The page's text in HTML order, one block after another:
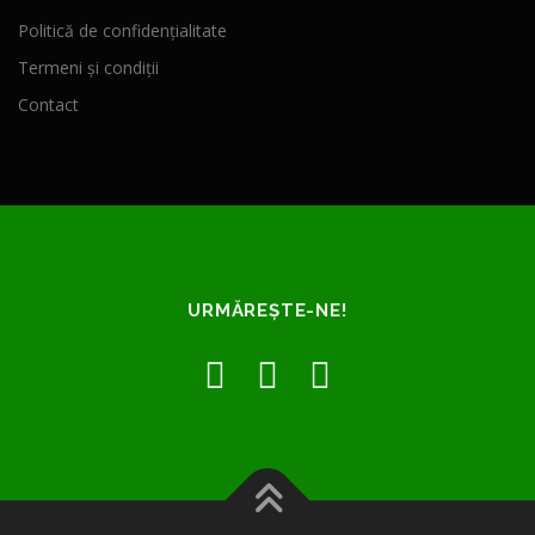
Politică de confidențialitate
Termeni și condiții
Contact
URMĂREȘTE-NE!